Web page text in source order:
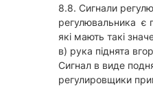
8.8. Сигнали
регулювальника є
які мають такі
в) рука піднята
Сигнал в виде
регулировщики